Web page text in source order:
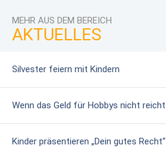
MEHR AUS DEM BEREICH
AKTUELLES
Silvester feiern mit Kindern
Wenn das Geld für Hobbys nicht reicht
Kinder präsentieren „Dein gutes Recht“